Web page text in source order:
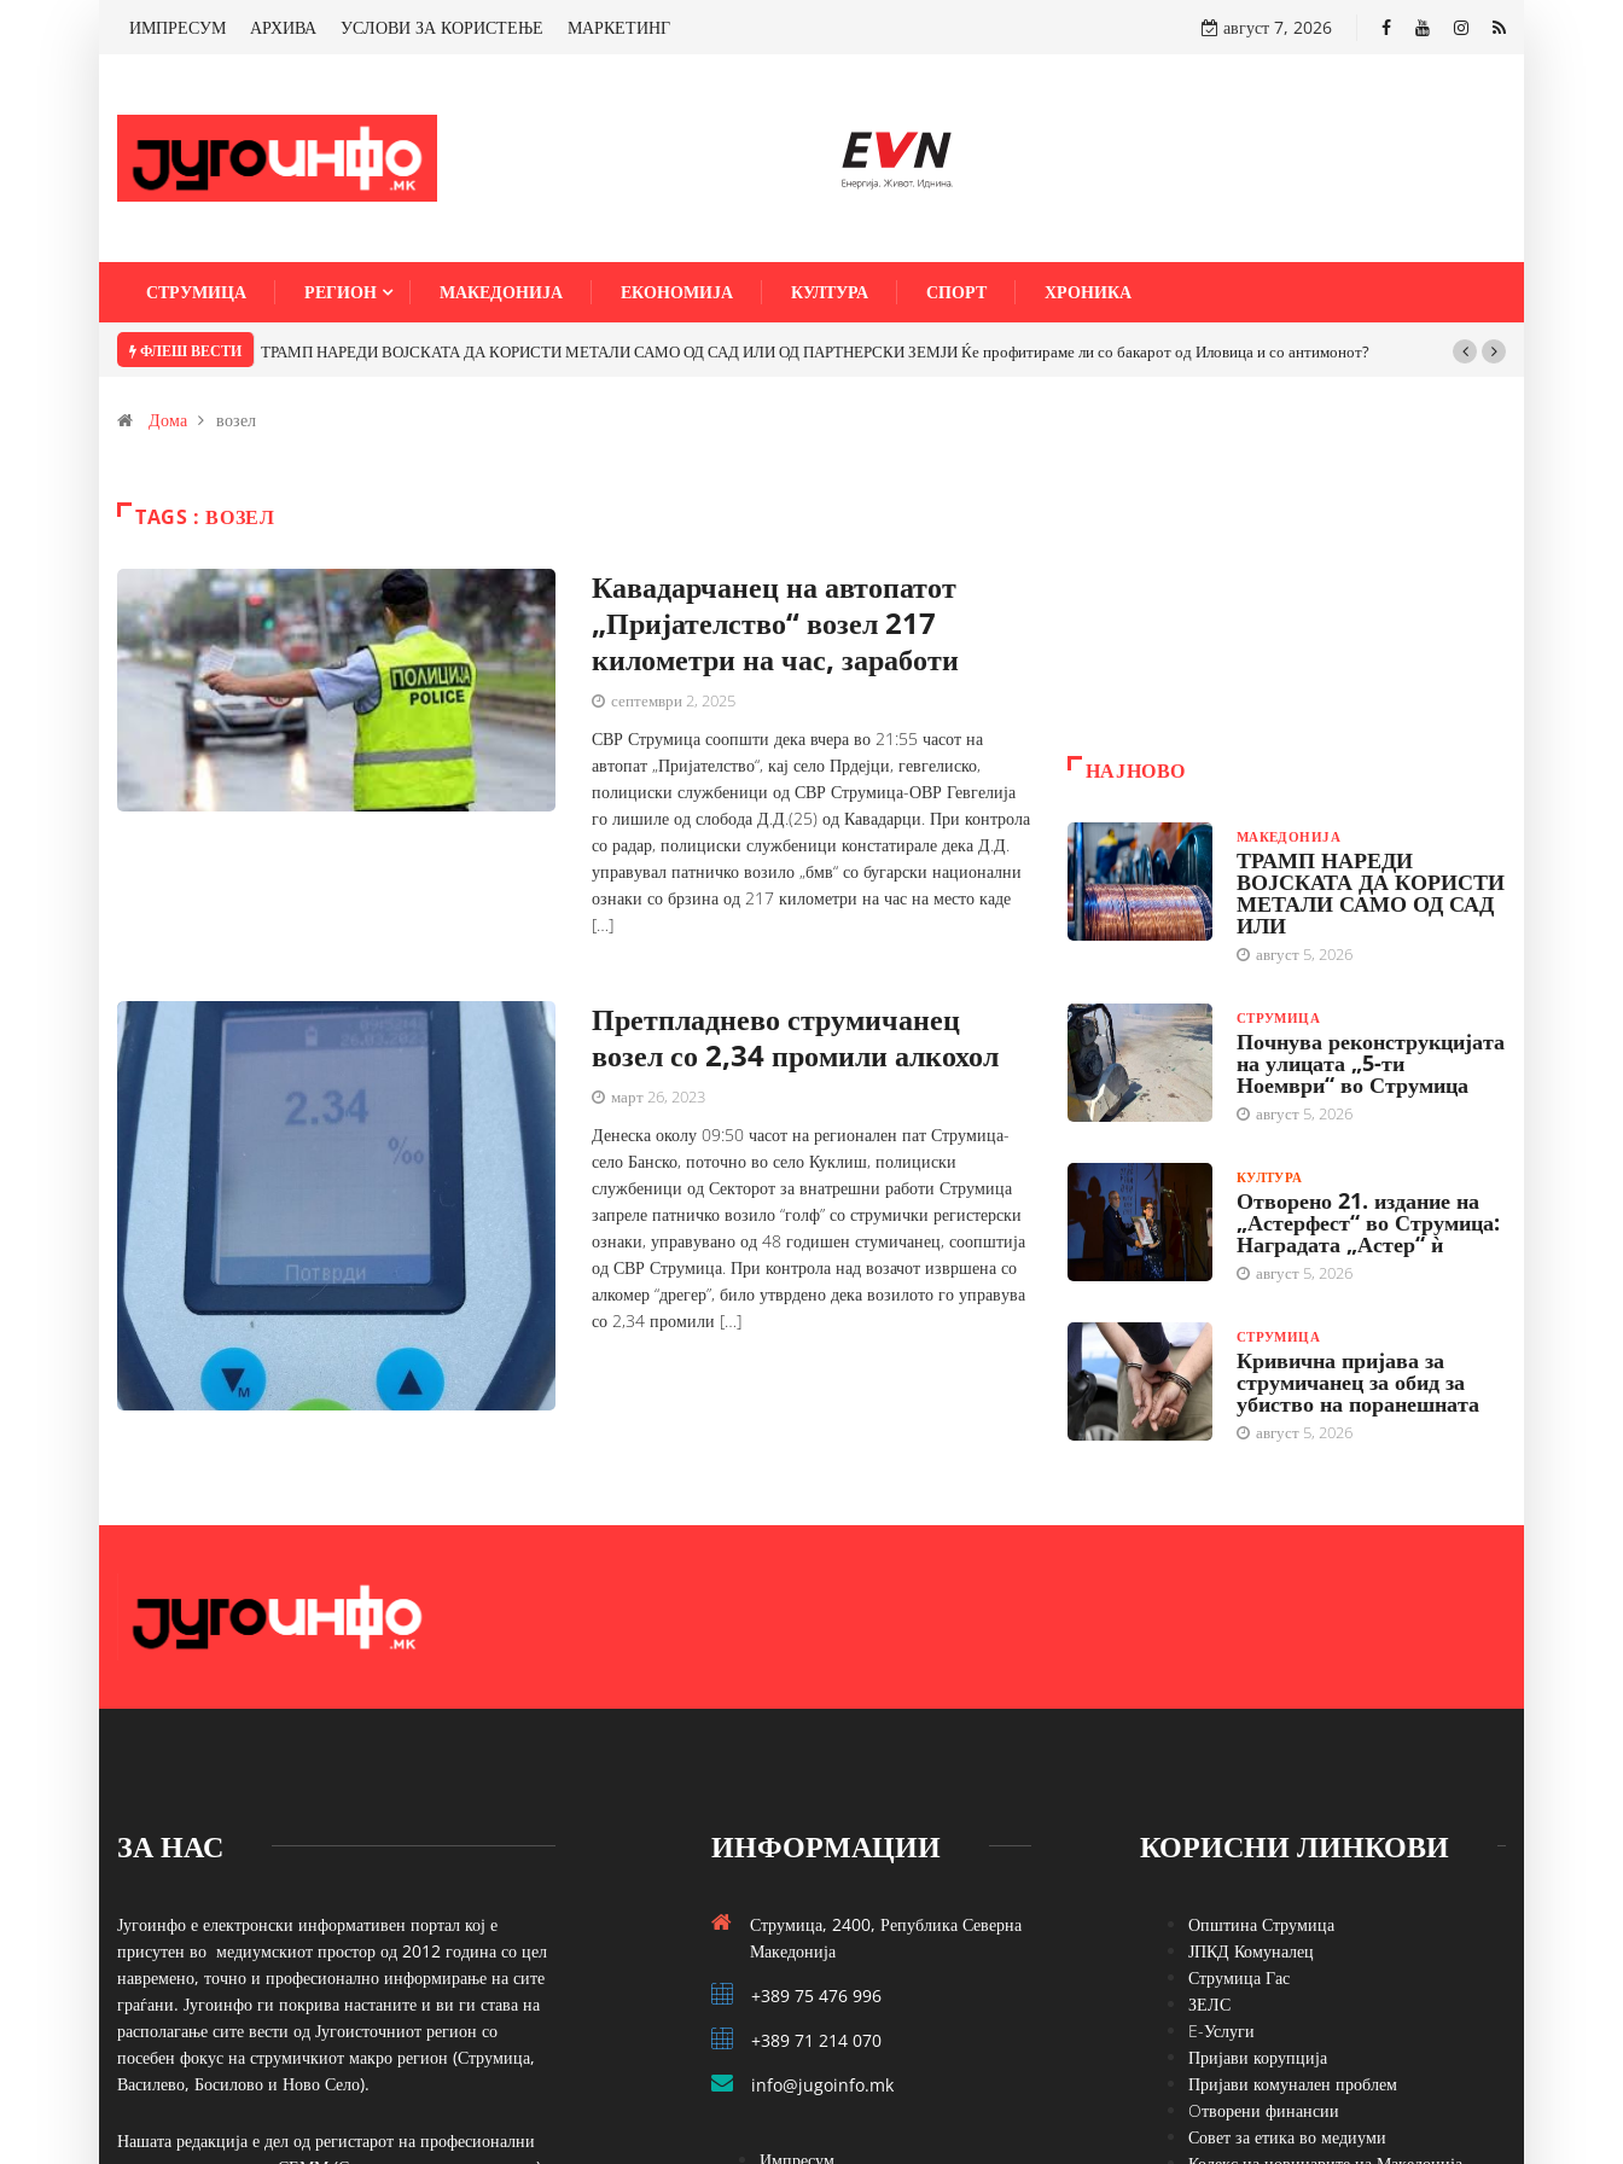
ИМПРЕСУМ АРХИВА УСЛОВИ ЗА КОРИСТЕЊЕ МАРКЕТИНГ август 7, 2026
СТРУМИЦА РЕГИОН МАКЕДОНИЈА ЕКОНОМИЈА КУЛТУРА СПОРТ ХРОНИКА
ФЛЕШ ВЕСТИ ТРАМП НАРЕДИ ВОЈСКАТА ДА КОРИСТИ МЕТАЛИ САМО ОД САД ИЛИ ОД ПАРТНЕРСКИ ЗЕМЈИ Ќе профитираме ли со бакарот од Иловица и со антимонот?
Дома возел
TAGS : ВОЗЕЛ
Кавадарчанец на автопатот
„Пријателство“ возел 217
километри на час, заработи
септември 2, 2025
СВР Струмица соопшти дека вчера во 21:55 часот на
автопат „Пријателство“, кај село Прдејци, гевгелиско,
полициски службеници од СВР Струмица-ОВР Гевгелија
го лишиле од слобода Д.Д.(25) од Кавадарци. При контрола
со радар, полициски службеници констатирале дека Д.Д.
управувал патничко возило „бмв“ со бугарски национални
ознаки со брзина од 217 километри на час на место каде
[…]
Претпладнево струмичанец
возел со 2,34 промили алкохол
март 26, 2023
Денеска околу 09:50 часот на регионален пат Струмица-
село Банско, поточно во село Куклиш, полициски
службеници од Секторот за внатрешни работи Струмица
запреле патничко возило “голф” со струмички регистерски
ознаки, управувано од 48 годишен стумичанец, соопштија
од СВР Струмица. При контрола над возачот извршена со
алкомер “дрегер”, било утврдено дека возилото го управува
со 2,34 промили […]
НАЈНОВО
МАКЕДОНИЈА
ТРАМП НАРЕДИ
ВОЈСКАТА ДА КОРИСТИ
МЕТАЛИ САМО ОД САД
ИЛИ
август 5, 2026
СТРУМИЦА
Почнува реконструкцијата
на улицата „5-ти
Ноември“ во Струмица
август 5, 2026
КУЛТУРА
Отворено 21. издание на
„Астерфест“ во Струмица:
Наградата „Астер“ ѝ
август 5, 2026
СТРУМИЦА
Кривична пријава за
струмичанец за обид за
убиство на поранешната
август 5, 2026
ЗА НАС
Југоинфо е електронски информативен портал кој е
присутен во медиумскиот простор од 2012 година со цел
навремено, точно и професионално информирање на сите
граѓани. Југоинфо ги покрива настаните и ви ги става на
располагање сите вести од Југоисточниот регион со
посебен фокус на струмичкиот макро регион (Струмица,
Василево, Босилово и Ново Село).
Нашата редакција е дел од регистарот на професионални
ИНФОРМАЦИИ
Струмица, 2400, Република Северна
Македонија
+389 75 476 996
+389 71 214 070
info@jugoinfo.mk
КОРИСНИ ЛИНКОВИ
Општина Струмица
ЈПКД Комуналец
Струмица Гас
ЗЕЛС
E-Услуги
Пријави корупција
Пријави комунален проблем
Oтворени финансии
Совет за етика во медиуми